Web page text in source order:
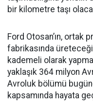
bir kilometre taşı
Ford Otosan’ın, ortak
fabrikasında
kademeli olarak
yaklaşık 364 milyon
Avroluk bölümü
kapsamında hayata